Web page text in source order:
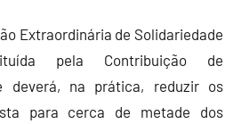
Extraordinária de Solidariedade
pela Contribuição de
deverá, na prática, reduzir os
para cerca de metade dos